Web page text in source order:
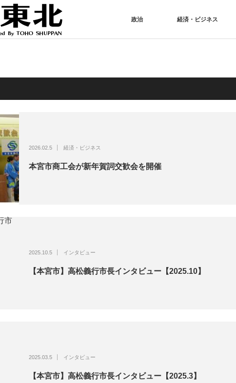
政治 経済・ビジネス
2026.02.5 経済・ビジネス
本宮市商工会が新年賀詞交歓会を開催
2025.10.5 インタビュー
【本宮市】高松義行市長インタビュー【2025.10】
2025.03.5 インタビュー
【本宮市】高松義行市長インタビュー【2025.3】